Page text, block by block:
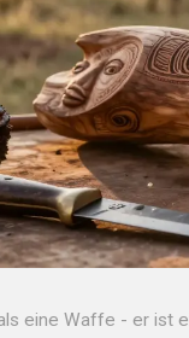
eine Waffe - er ist